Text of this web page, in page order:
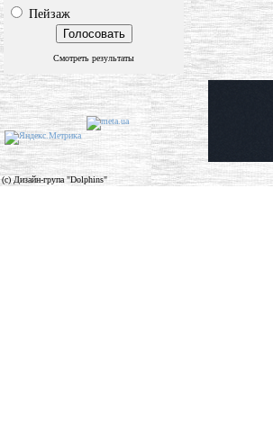
Пейзаж
Смотреть результаты
(c) Дизайн-група "Dolphins"